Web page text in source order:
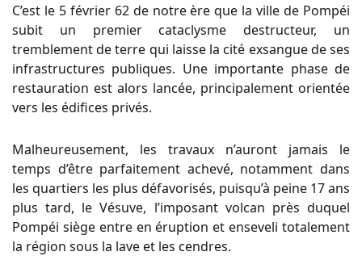
C’est le 5 février 62 de notre ère que la ville de Pompéi
subit un premier cataclysme destructeur, un
tremblement de terre qui laisse la cité exsangue de ses
infrastructures publiques. Une importante phase de
restauration est alors lancée, principalement orientée
vers les édifices privés.
Malheureusement, les travaux n’auront jamais le
temps d’être parfaitement achevé, notamment dans
les quartiers les plus défavorisés, puisqu’à peine 17 ans
plus tard, le Vésuve, l’imposant volcan près duquel
Pompéi siège entre en éruption et enseveli totalement
la région sous la lave et les cendres.